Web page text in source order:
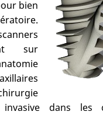
bien
sur
invasive dans les